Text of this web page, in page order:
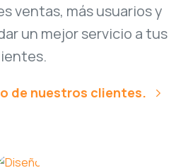
de nuestros clientes.